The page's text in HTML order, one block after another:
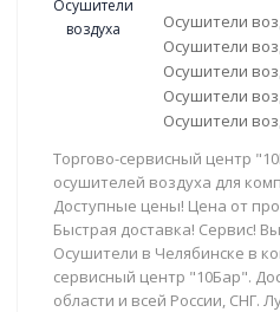
Осушители
Осушители
Осушители
Осушители
Осушители
Торгово-сервисный центр
осушителей воздуха для
Доступные цены! Цена от
Быстрая доставка! Сервис!
Осушители в Челябинске в
сервисный центр "10Бар".
области и всей России, СНГ.